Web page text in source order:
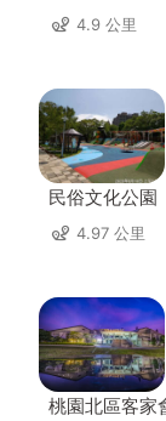
4.9 公里
民俗文化公園
4.97 公里
桃園北區客家